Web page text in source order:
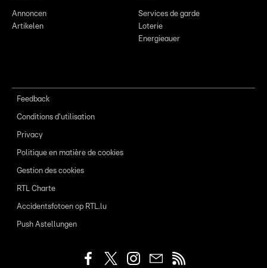
Annoncen
Artikelen
Services de garde
Loterie
Energieauer
Feedback
Conditions d'utilisation
Privacy
Politique en matière de cookies
Gestion des cookies
RTL Charte
Accidentsfotoen op RTL.lu
Push Astellungen